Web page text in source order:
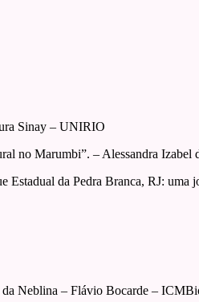
Sinay – UNIRIO
no Marumbi”. – Alessandra Izabel
Estadual da Pedra Branca, RJ:
da Neblina – Flávio Bocarde –